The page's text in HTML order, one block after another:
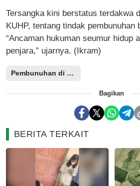
Tersangka kini berstatus terdakwa
KUHP, tentang tindak pembunuhan
“Ancaman hukuman seumur hidup
penjara,” ujarnya. (Ikram)
Pembunuhan di taman ria
Bagikan
BERITA TERKAIT